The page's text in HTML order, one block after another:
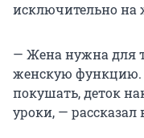
исключительно
— Жена нужна для
женскую функцию.
покушать, деток
уроки, —